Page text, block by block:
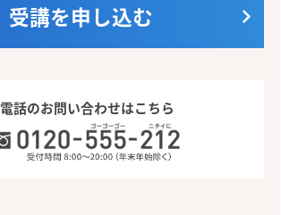
受講を申し込む
話のお問い合わせはこちら